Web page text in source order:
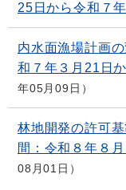
25日から令和７
内水面漁場計画
和７年３月21日
年05月09日
林地開発の許可
間：令和８年８
08月01日